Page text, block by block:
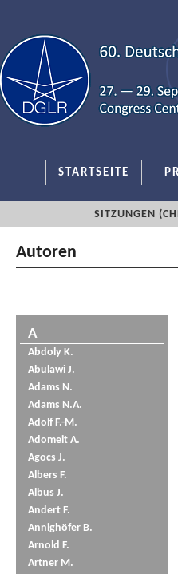
STARTSEITE
SITZUNGEN
Autoren
A
Abdoly K.
Abulawi J.
Adams N.
Adams N.A.
Adolf F.-M.
Adomeit A.
Agocs J.
Albers F.
Albus J.
Andert F.
Annighöfer B.
Arnold F.
Artner M.